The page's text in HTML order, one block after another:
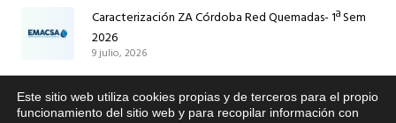
Caracterización ZA Córdoba Red Quemadas- 1ª Sem
2026
9 julio, 2026
Sem 2026
Este sitio web utiliza cookies propias y de terceros para el propio
funcionamiento del sitio web y para recopilar información con